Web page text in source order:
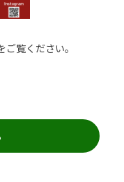
覧ください。